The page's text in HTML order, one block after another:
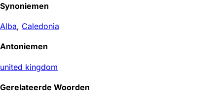
Synoniemen
Alba, Caledonia
Antoniemen
united kingdom
Gerelateerde Woorden